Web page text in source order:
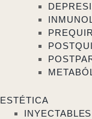
ESTÉTICA
INYECTABLES